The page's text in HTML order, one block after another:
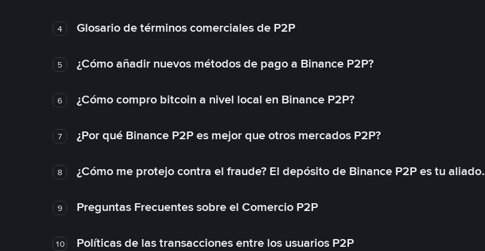
4 Glosario de términos comerciales de P2P
5 ¿Cómo añadir nuevos métodos de pago a Binance P2P?
6 ¿Cómo compro bitcoin a nivel local en Binance P2P?
7 ¿Por qué Binance P2P es mejor que otros mercados P2P?
8 ¿Cómo me protejo contra el fraude? El depósito de Binance P2P es tu aliado.
9 Preguntas Frecuentes sobre el Comercio P2P
10 Políticas de las transacciones entre los usuarios P2P